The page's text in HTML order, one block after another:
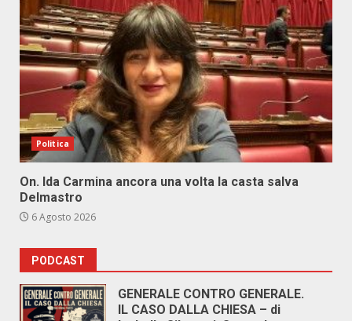
Politica
On. Ida Carmina ancora una volta la casta salva
Delmastro
6 Agosto 2026
PODCAST
GENERALE CONTRO GENERALE.
IL CASO DALLA CHIESA – di